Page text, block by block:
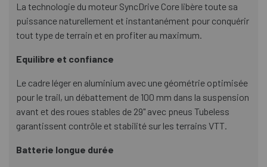
La technologie du moteur SyncDrive Core libère toute sa
puissance naturellement et instantanément pour conquérir
tout type de terrain et en profiter au maximum.
Equilibre et confiance
Le cadre léger en aluminium avec une géométrie optimisée
pour le trail, un débattement de 100 mm dans la suspension
avant et des roues stables de 29" avec pneus Tubeless
garantissent contrôle et stabilité sur les terrains VTT.
Batterie longue durée